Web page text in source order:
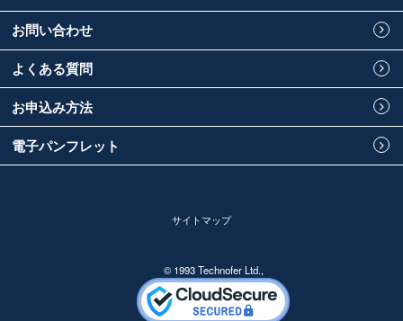
お問い合わせ
よくある質問
お申込み方法
電子パンフレット
サイトマップ
© 1993 Technofer Ltd.,